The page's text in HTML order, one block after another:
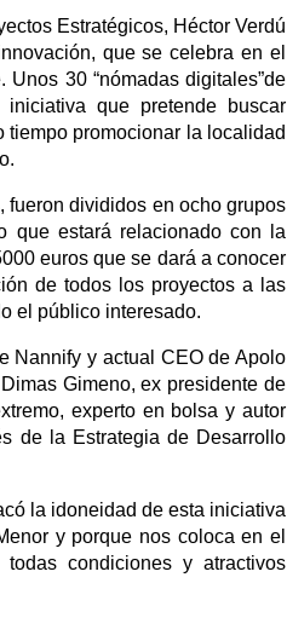
Estratégicos, Héctor Verdú
que se celebra en el
30 “nómadas digitales”de
que pretende buscar
promocionar la localidad
fueron divididos en ocho grupos
que estará relacionado con la
euros que se dará a conocer
de todos los proyectos a las
el público interesado.
Nannify y actual CEO de Apolo
Gimeno, ex presidente de
experto en bolsa y autor
de la Estrategia de Desarrollo
la idoneidad de esta iniciativa
y porque nos coloca en el
condiciones y atractivos